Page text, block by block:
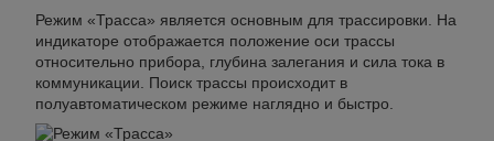
Режим «Трасса» является основным для трассировки. На
индикаторе отображается положение оси трассы
относительно прибора, глубина залегания и сила тока в
коммуникации. Поиск трассы происходит в
полуавтоматическом режиме наглядно и быстро.